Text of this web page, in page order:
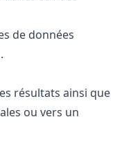
de données
résultats ainsi que
ou vers un